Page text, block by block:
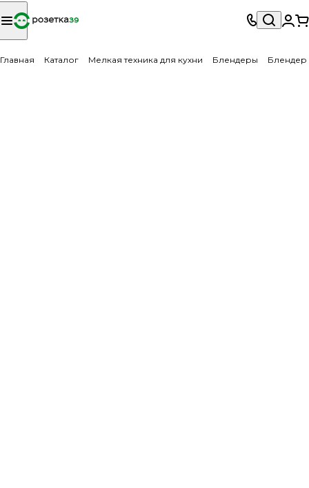
Главная Каталог Мелкая техника для кухни Блендеры Блендер